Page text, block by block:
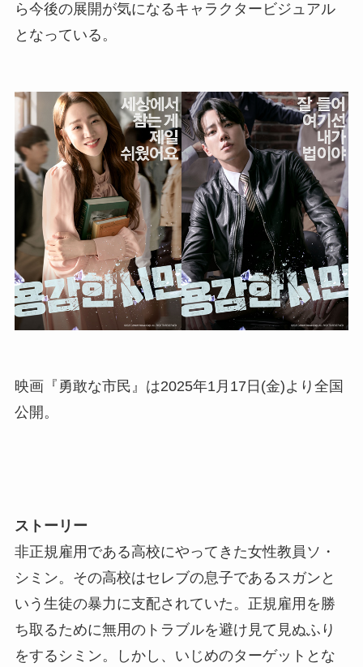
ら今後の展開が気になるキャラクタービジュアル
となっている。
映画『勇敢な市民』は2025年1月17日(金)より全国
公開。
ストーリー
非正規雇用である高校にやってきた女性教員ソ・
シミン。その高校はセレブの息子であるスガンと
いう生徒の暴力に支配されていた。正規雇用を勝
ち取るために無用のトラブルを避け見て見ぬふり
をするシミン。しかし、いじめのターゲットとな